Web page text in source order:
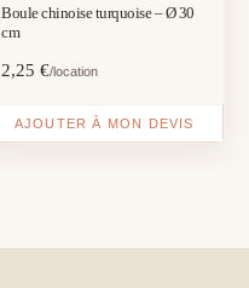
Boule chinoise turquoise – Ø 30
cm
2,25€/location
AJOUTER À MON DEVIS